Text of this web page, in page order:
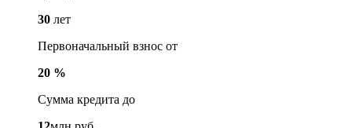
30 лет
Первоначальный взнос от
20 %
Сумма кредита до